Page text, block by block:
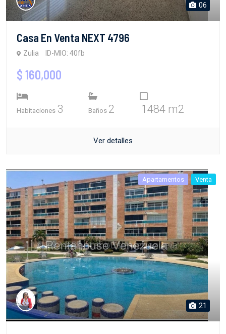
06
Casa En Venta NEXT 4796
Zulia ID-MIO: 40fb
$ 160,000
Habitaciones 3 Baños 2 1484 m2
Ver detalles
Apartamentos Venta
21